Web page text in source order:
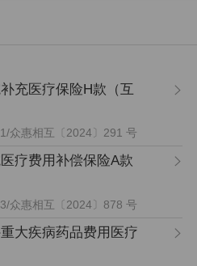
充医疗保险H款（互
/众惠相互〔2024〕291 号
疗费用补偿保险A款
/众惠相互〔2024〕878 号
大疾病药品费用医疗